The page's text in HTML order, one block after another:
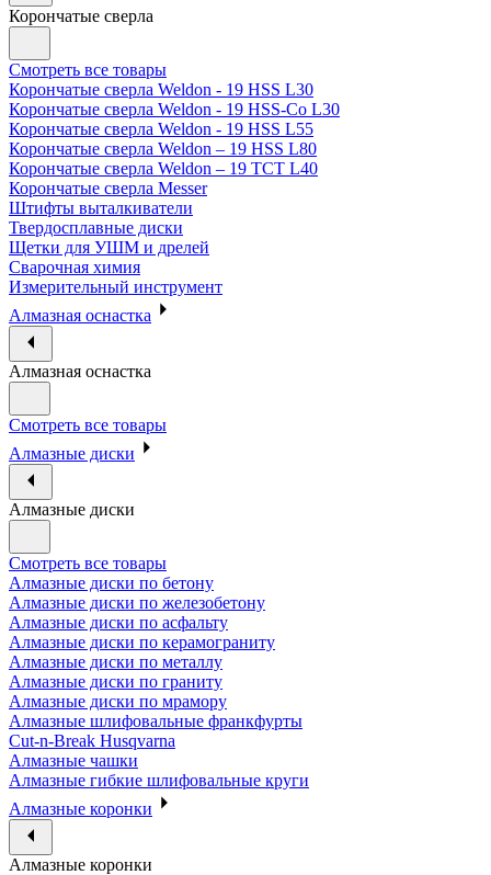
Корончатые сверла
Смотреть все товары
Корончатые сверла Weldon - 19 HSS L30
Корончатые сверла Weldon - 19 HSS-Co L30
Корончатые сверла Weldon - 19 HSS L55
Корончатые сверла Weldon – 19 HSS L80
Корончатые сверла Weldon – 19 TCT L40
Корончатые сверла Messer
Штифты выталкиватели
Твердосплавные диски
Щетки для УШМ и дрелей
Сварочная химия
Измерительный инструмент
Алмазная оснастка
Алмазная оснастка
Смотреть все товары
Алмазные диски
Алмазные диски
Смотреть все товары
Алмазные диски по бетону
Алмазные диски по железобетону
Алмазные диски по асфальту
Алмазные диски по керамограниту
Алмазные диски по металлу
Алмазные диски по граниту
Алмазные диски по мрамору
Алмазные шлифовальные франкфурты
Cut-n-Break Husqvarna
Алмазные чашки
Алмазные гибкие шлифовальные круги
Алмазные коронки
Алмазные коронки